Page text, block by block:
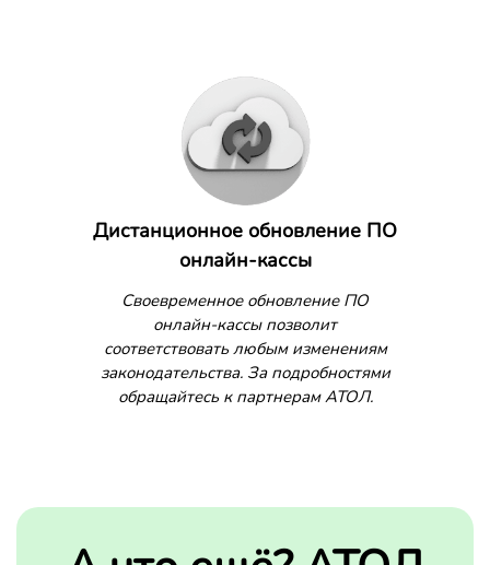
Дистанционное обновление ПО
онлайн-кассы
Своевременное обновление ПО
онлайн-кассы позволит
соответствовать любым изменениям
законодательства. За подробностями
обращайтесь к партнерам АТОЛ.